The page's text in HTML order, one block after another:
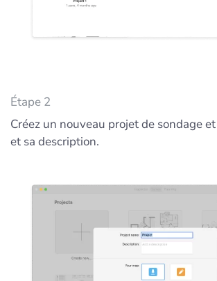
Étape 2
Créez un nouveau projet de sondage
et sa description.